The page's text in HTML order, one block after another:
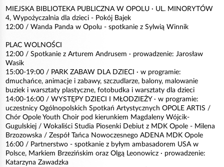
MIEJSKA BIBLIOTEKA PUBLICZNA W OPOLU · UL. MINORYTÓW
4, Wypożyczalnia dla dzieci - Pokój Bajek
12:00 / Wanda Panda w Opolu - spotkanie z Sylwią Winnik
PLAC WOLNOŚCI
12:00 / Spotkanie z Arturem Andrusem · prowadzenie: Jarosław
Wasik
15:00-19:00 / PARK ZABAW DLA DZIECI · w programie:
dmuchańce, animacje i zabawy, szczudlarze, balony, malowanie
buziek i warsztaty plastyczne, fotobudka i warsztaty dla dzieci
14:00-16:00 / WYSTĘPY DZIECI I MŁODZIEŻY · w programie:
uczestnicy Ogólnopolskich Spotkań Artystycznych OPOLE ARTIS /
Chór Opole Youth Choir pod kierunkiem Magdaleny Wójcik-
Gugulskiej / Wokaliści Studia Piosenki Debiut z MDK Opole - Milena
Brzozowska / Zespół Tańca Nowoczesnego ADENA MDK Opole
16:00 / Partnerstwo - spotkanie z byłym ambasadorem USA w
Polsce, Markiem Brzezińskim oraz Olgą Leonowicz · prowadzenie:
Katarzyna Zawadzka